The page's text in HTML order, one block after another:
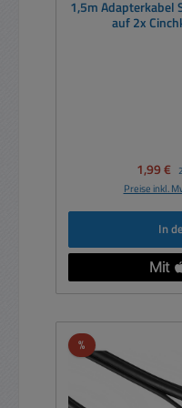
1,5m Adapterkabel
auf 2x
1,99 €
Preise inkl.
In
%Rabatt